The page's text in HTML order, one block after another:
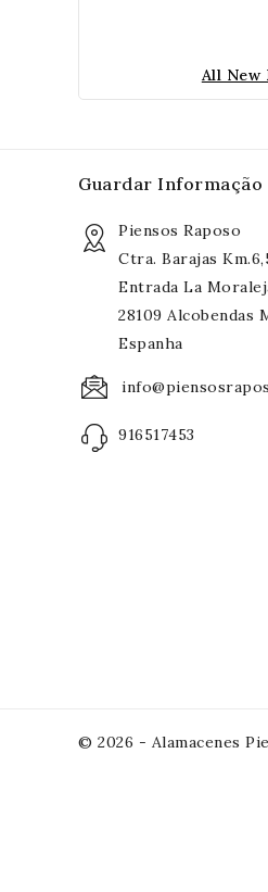
All New
Guardar Informação
Piensos Raposo
Ctra. Barajas
Entrada La
28109 Alcobendas
Espanha
916517453
© 2026 - Alamacenes